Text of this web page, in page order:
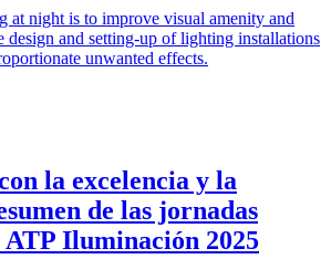
at night is to improve visual amenity and
design and setting-up of lighting installations
unwanted effects.
la excelencia y la
de las jornadas
Iluminación 2025